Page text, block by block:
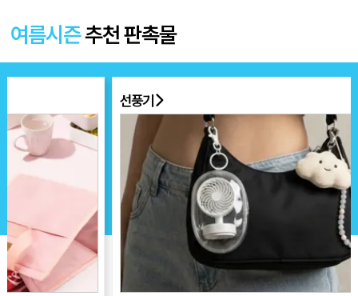
여름시즌추천 판촉물